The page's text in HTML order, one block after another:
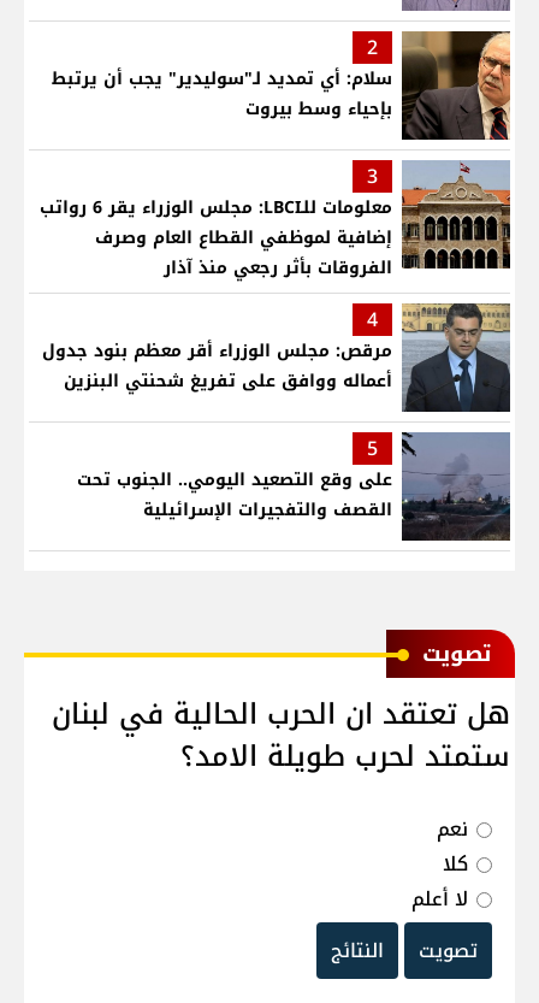
2
سلام: أي تمديد لـ"سوليدير" يجب أن يرتبط
بإحياء وسط بيروت
3
معلومات للـLBCI: مجلس الوزراء يقر 6 رواتب
إضافية لموظفي القطاع العام وصرف
الفروقات بأثر رجعي منذ آذار
4
مرقص: مجلس الوزراء أقر معظم بنود جدول
أعماله ووافق على تفريغ شحنتي البنزين
5
على وقع التصعيد اليومي.. الجنوب تحت
القصف والتفجيرات الإسرائيلية
ﺗﺼﻮﻳﺖ
هل تعتقد ان الحرب الحالية في لبنان
ستمتد لحرب طويلة الامد؟
نعم
كلا
لا أعلم
تصويت
النتائج